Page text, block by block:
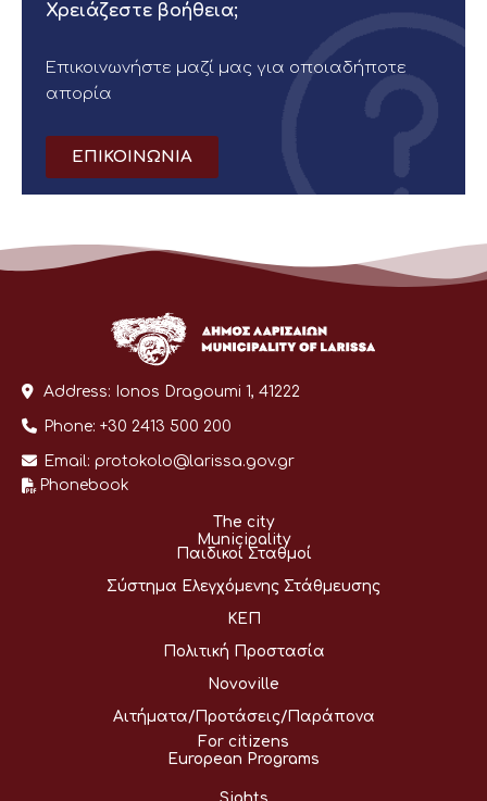
Χρειάζεστε βοήθεια;
Επικοινωνήστε μαζί μας για οποιαδήποτε
απορία
ΕΠΙΚΟΙΝΩΝΙΑ
Address: Ionos Dragoumi 1, 41222
Phone: +30 2413 500 200
Email: protokolo@larissa.gov.gr
Phonebook
The city
Municipality
Παιδικοί Σταθμοί
Σύστημα Ελεγχόμενης Στάθμευσης
ΚΕΠ
Πολιτική Προστασία
Novoville
Αιτήματα/Προτάσεις/Παράπονα
For citizens
European Programs